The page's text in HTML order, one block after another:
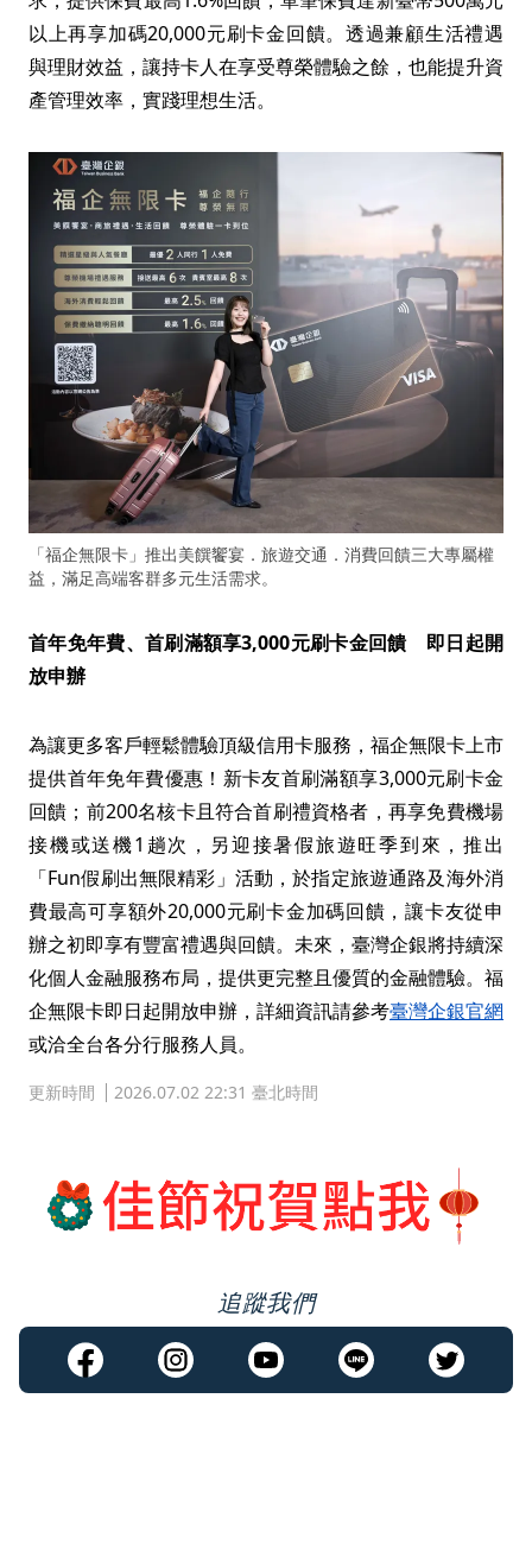
以上再享加碼20,000元刷卡金回饋。透過兼顧生活禮遇
與理財效益，讓持卡人在享受尊榮體驗之餘，也能提升資
產管理效率，實踐理想生活。
「福企無限卡」推出美饌饗宴．旅遊交通．消費回饋三大專屬權
益，滿足高端客群多元生活需求。
首年免年費、首刷滿額享3,000元刷卡金回饋 即日起開
放申辦
為讓更多客戶輕鬆體驗頂級信用卡服務，福企無限卡上市
提供首年免年費優惠！新卡友首刷滿額享3,000元刷卡金
回饋；前200名核卡且符合首刷禮資格者，再享免費機場
接機或送機1趟次，另迎接暑假旅遊旺季到來，推出
「Fun假刷出無限精彩」活動，於指定旅遊通路及海外消
費最高可享額外20,000元刷卡金加碼回饋，讓卡友從申
辦之初即享有豐富禮遇與回饋。未來，臺灣企銀將持續深
化個人金融服務布局，提供更完整且優質的金融體驗。福
企無限卡即日起開放申辦，詳細資訊請參考臺灣企銀官網
或洽全台各分行服務人員。
更新時間 2026.07.02 22:31 臺北時間
追蹤我們